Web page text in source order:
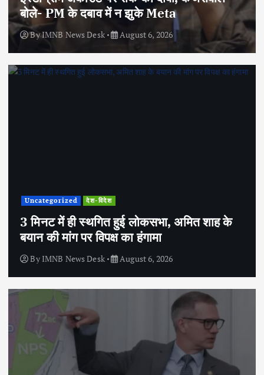
बोले- PM के दबाव में न झुके Meta
ByIMNB News Desk August 6, 2026
Uncategorized देश-विदेश
3 मिनट में ही स्थगित हुई लोकसभा, अमित शाह के
बयान की मांग पर विपक्ष का हंगामा
By IMNB News Desk August 6, 2026